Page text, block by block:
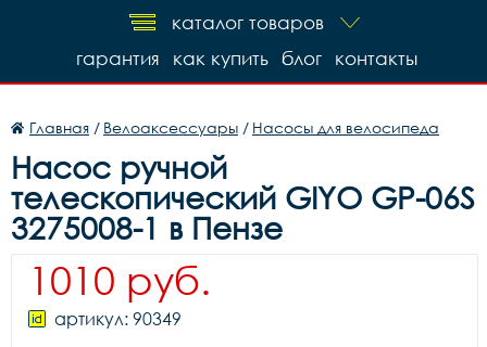
каталог товаров
контакты
блог
как купить
гарантия
Главная / Велоаксессуары / Насосы для велосипеда
Насос ручной
телескопический GIYO GP-06S
3275008-1 в Пензе
1010 руб.
артикул: 90349